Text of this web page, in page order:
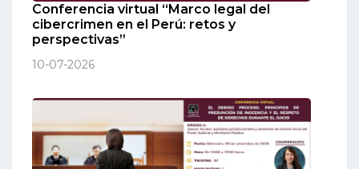
Conferencia virtual “Marco legal del
cibercrimen en el Perú: retos y
perspectivas”
10-07-2026